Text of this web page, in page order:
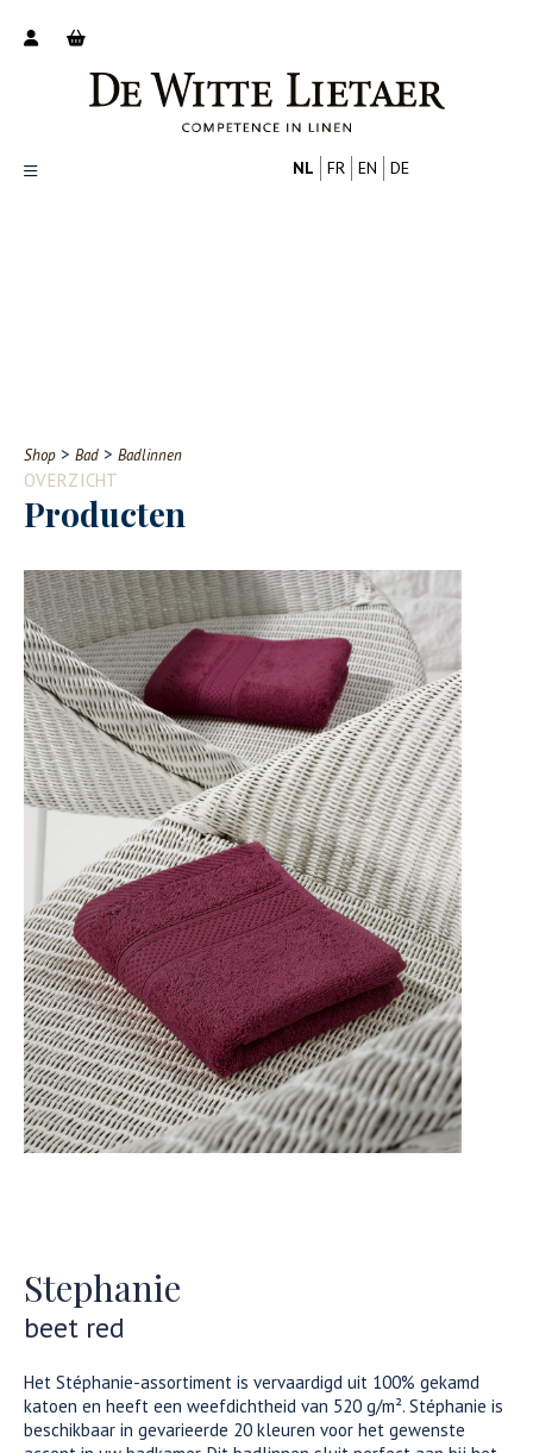
Contact
NL FR EN DE
Shop > Bad > Badlinnen
OVERZICHT
Producten
Stephanie
beet red
Het Stéphanie-assortiment is vervaardigd uit 100% gekamd
katoen en heeft een weefdichtheid van 520 g/m². Stéphanie is
beschikbaar in gevarieerde 20 kleuren voor het gewenste